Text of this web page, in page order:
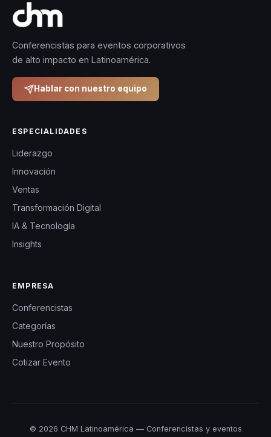
Conferencistas para eventos corporativos
de alto impacto en Latinoamérica.
Hablar con nuestro equipo
ESPECIALIDADES
Liderazgo
Innovación
Ventas
Transformación Digital
IA & Tecnología
Insights
EMPRESA
Conferencistas
Categorías
Nuestro Propósito
Cotizar Evento
© 2026 CHM Latinoamérica — Conferencistas y eventos